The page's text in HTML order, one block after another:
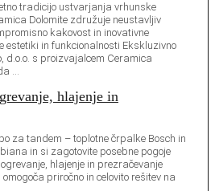
tradicijo ustvarjanja vrhunske
Dolomite združuje neustavljiv
kakovost in inovativne
estetiki in funkcionalnosti Ekskluzivno
d.o.o. s proizvajalcem Ceramica
…
hlajenje in
za tandem – toplotne črpalke Bosch in
in si zagotovite posebne pogoje
hlajenje in prezračevanje
priročno in celovito rešitev na